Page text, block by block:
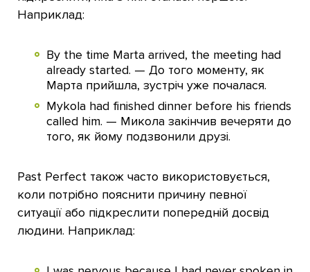
Наприклад:
By the time Marta arrived, the meeting had
already started. — До того моменту, як
Марта прийшла, зустріч уже почалася.
Mykola had finished dinner before his friends
called him. — Микола закінчив вечеряти до
того, як йому подзвонили друзі.
Past Perfect також часто використовується,
коли потрібно пояснити причину певної
ситуації або підкреслити попередній досвід
людини. Наприклад: